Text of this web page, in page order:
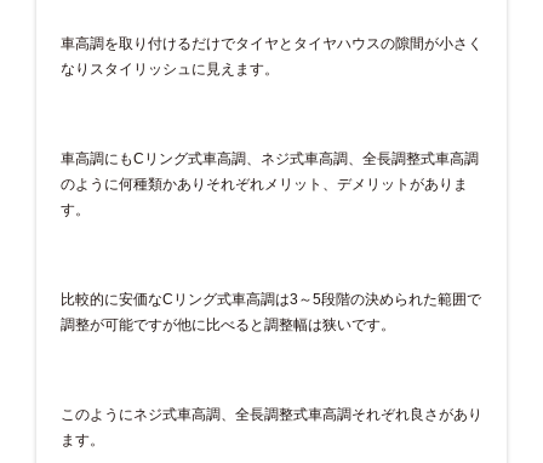
車高調を取り付けるだけでタイヤとタイヤハウスの隙間が小さく
なりスタイリッシュに見えます。
車高調にもCリング式車高調、ネジ式車高調、全長調整式車高調
のように何種類かありそれぞれメリット、デメリットがありま
す。
比較的に安価なCリング式車高調は3～5段階の決められた範囲で
調整が可能ですが他に比べると調整幅は狭いです。
このようにネジ式車高調、全長調整式車高調それぞれ良さがあり
ます。